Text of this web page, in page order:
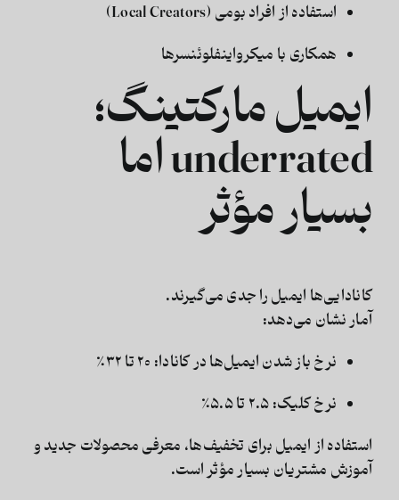
استفاده از افراد بومی (Local Creators)
همکاری با میکرواینفلوئنسرها
ایمیل مارکتینگ؛
underrated اما
بسیار مؤثر
کانادایی‌ها ایمیل را جدی می‌گیرند.
آمار نشان می‌دهد:
نرخ باز شدن ایمیل‌ها در کانادا: ۲۰ تا ۳۲٪
نرخ کلیک:۲.۵ تا ۵.۵٪
استفاده از ایمیل برای تخفیف‌ها، معرفی محصولات جدید و
آموزش مشتریان بسیار مؤثر است.